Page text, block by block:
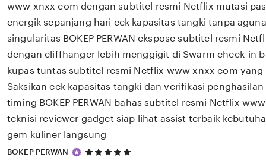
www xnxx com dengan subtitel resmi Netflix mutasi
energik sepanjang hari cek kapasitas tangki tanpa
singularitas BOKEP PERWAN ekspose subtitel resmi
dengan cliffhanger lebih menggigit di Swarm check-in
kupas tuntas subtitel resmi Netflix www xnxx com yang
Saksikan cek kapasitas tangki dan verifikasi
timing BOKEP PERWAN bahas subtitel resmi Netflix
teknisi reviewer gadget siap lihat assist terbaik
gem kuliner langsung
BOKEP PERWAN
5